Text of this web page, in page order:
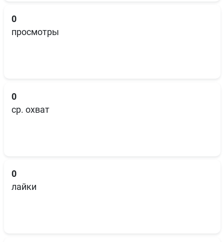
0
просмотры
0
ср. охват
0
лайки